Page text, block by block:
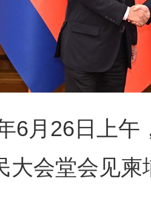
26日上午
大会堂会见